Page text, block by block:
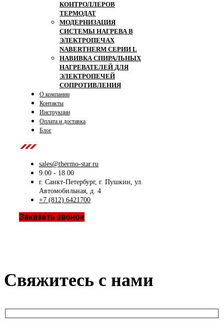
КОНТРОЛЛЕРОВ
ТЕРМОДАТ
МОДЕРНИЗАЦИЯ
СИСТЕМЫ НАГРЕВА В
ЭЛЕКТРОПЕЧАХ
NABERTHERM СЕРИИ L
НАВИВКА СПИРАЛЬНЫХ
НАГРЕВАТЕЛЕЙ ДЛЯ
ЭЛЕКТРОПЕЧЕЙ
СОПРОТИВЛЕНИЯ
О компании
Контакты
Инструкции
Оплата и доставка
Блог
sales@thermo-star.ru
9.00 - 18.00
г. Санкт-Петербург, г. Пушкин, ул.
Автомобильная, д. 4
+7 (812) 6421700
Заказать звонок
Свяжитесь с нами